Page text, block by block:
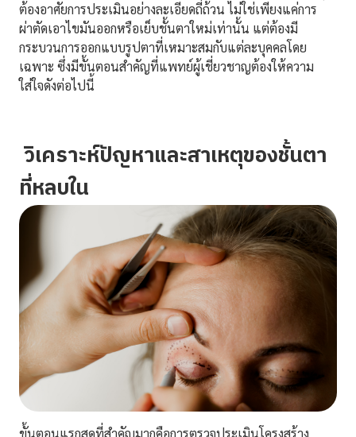
ต้องอาศัยการประเมินอย่างละเอียดถี่ถ้วน ไม่ใช่เพียงแค่การ
ผ่าตัดเอาไขมันออกหรือเย็บชั้นตาใหม่เท่านั้น แต่ต้องมี
กระบวนการออกแบบรูปตาที่เหมาะสมกับแต่ละบุคคลโดย
เฉพาะ ซึ่งมีขั้นตอนสำคัญที่แพทย์ผู้เชี่ยวชาญต้องให้ความ
ใส่ใจดังต่อไปนี้
วิเคราะห์ปัญหาและสาเหตุของชั้นตา
ที่หลบใน
ขั้นตอนแรกสุดที่สำคัญมากคือการตรวจประเมินโครงสร้าง